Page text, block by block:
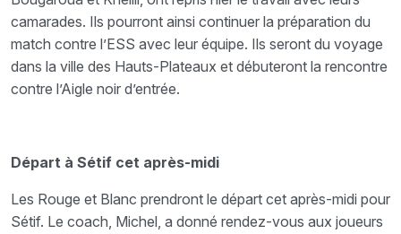
camarades. Ils pourront ainsi continuer la préparation du
match contre l’ESS avec leur équipe. Ils seront du voyage
dans la ville des Hauts-Plateaux et débuteront la rencontre
contre l’Aigle noir d’entrée.
Départ à Sétif cet après-midi
Les Rouge et Blanc prendront le départ cet après-midi pour
Sétif. Le coach, Michel, a donné rendez-vous aux joueurs